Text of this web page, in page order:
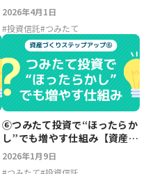
2026年4月1日
#投資信託#つみたて
⑥つみたて投資で“ほったらか
し”でも増やす仕組み【資産づ
くりステップアップ】
2026年1月9日